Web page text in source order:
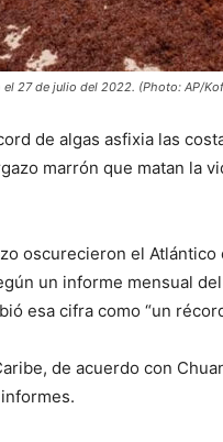
27 de julio del 2022. (Photo: AP/
de algas asfixia las
marrón que matan la
oscurecieron el Atlántico
un informe mensual
esa cifra como “un
de acuerdo con